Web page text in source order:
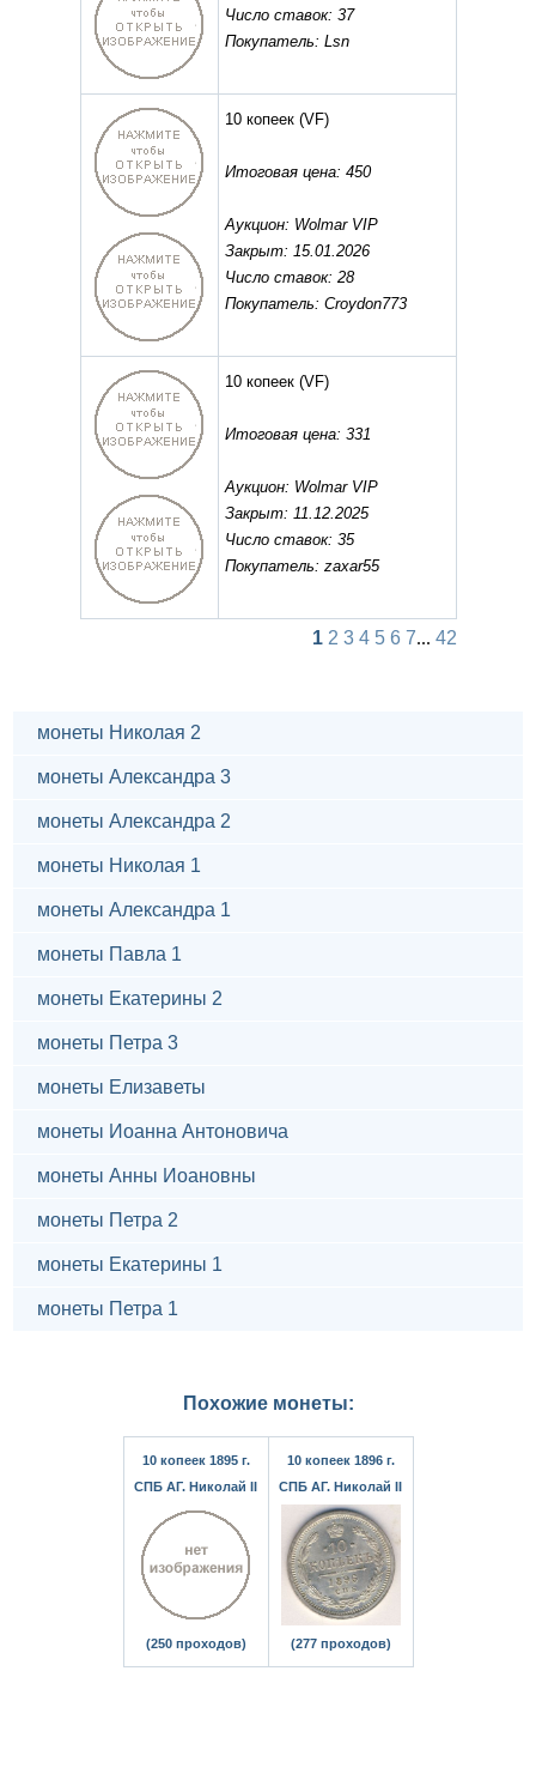
Число ставок: 37
Покупатель: Lsn
10 копеек(VF)
Итоговая цена: 450
Аукцион: Wolmar VIP
Закрыт: 15.01.2026
Число ставок: 28
Покупатель: Croydon773
10 копеек(VF)
Итоговая цена: 331
Аукцион: Wolmar VIP
Закрыт: 11.12.2025
Число ставок: 35
Покупатель: zaxar55
1 2 3 4 5 6 7... 42
монеты Николая 2
монеты Александра 3
монеты Александра 2
монеты Николая 1
монеты Александра 1
монеты Павла 1
монеты Екатерины 2
монеты Петра 3
монеты Елизаветы
монеты Иоанна Антоновича
монеты Анны Иоановны
монеты Петра 2
монеты Екатерины 1
монеты Петра 1
Похожие монеты:
10 копеек 1895 г.
СПБ АГ. Николай II
(250 проходов)
10 копеек 1896 г.
СПБ АГ. Николай II
(277 проходов)